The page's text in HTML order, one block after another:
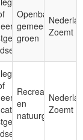
Openbaar,
gemeentelijk
groen
Zoemt
Recreatie-
en
natuurgebieden
Zoemt